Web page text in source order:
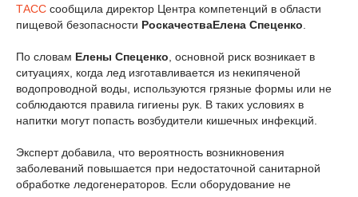
ТАСС сообщила директор Центра компетенций в области
пищевой безопасности РоскачестваЕлена Спеценко
По словам Елены Спеценко , основной риск возникает в
ситуациях, когда лед изготавливается из некипяченой
водопроводной воды, используются грязные формы или не
соблюдаются правила гигиены рук. В таких условиях в
напитки могут попасть возбудители кишечных инфекций.
Эксперт добавила, что вероятность возникновения
заболеваний повышается при недостаточной санитарной
обработке ледогенераторов. Если оборудование не